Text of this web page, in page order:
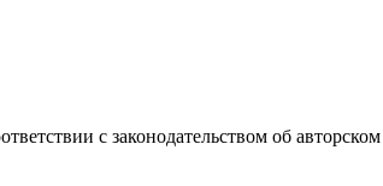
с законодательством об